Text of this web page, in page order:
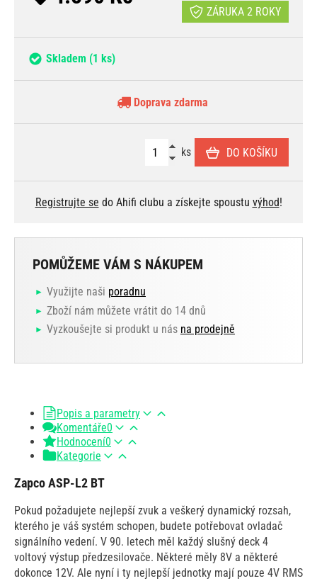
ZÁRUKA 2 ROKY
Skladem (1 ks)
Doprava zdarma
ks DO KOŠÍKU
Registrujte se do Ahifi clubu a získejte spoustu výhod!
POMŮŽEME VÁM S NÁKUPEM
Využijte naši poradnu
Zboží nám můžete vrátit do 14 dnů
Vyzkoušejte si produkt u nás na prodejně
Popis a parametry
Komentáře0
Hodnocení0
Kategorie
Zapco ASP-L2 BT
Pokud požadujete nejlepší zvuk a veškerý dynamický rozsah,
kterého je váš systém schopen, budete potřebovat ovladač
signálního vedení. V 90. letech měl každý slušný deck 4
voltový výstup předzesilovače. Některé měly 8V a některé
dokonce 12V. Ale nyní i ty nejlepší jednotky mají pouze 4V RMS